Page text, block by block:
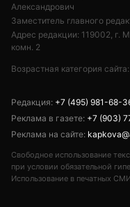
Александрович
Заместитель главного
Адрес редакции: 119002, г.
комн. 2
Возрастная категория сайта:
Редакция: +7 (495) 981-68-
Реклама в газете: +7 (903)
Реклама на сайте:
Свободное использование
при условии обязательной
Использование в печатных